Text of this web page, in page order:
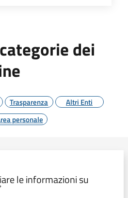
dei
Trasparenza
Altri Enti
personale
le informazioni su